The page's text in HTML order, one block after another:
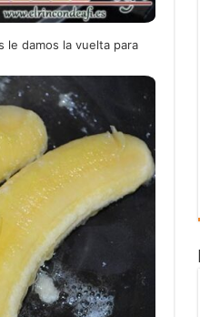
damos la vuelta para